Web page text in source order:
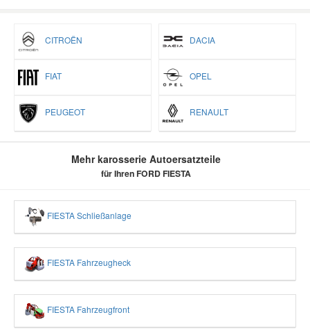
CITROËN DACIA
FIAT OPEL
PEUGEOT RENAULT
Mehr karosserie Autoersatzteile
für Ihren FORD FIESTA
FIESTA Schließanlage
FIESTA Fahrzeugheck
FIESTA Fahrzeugfront